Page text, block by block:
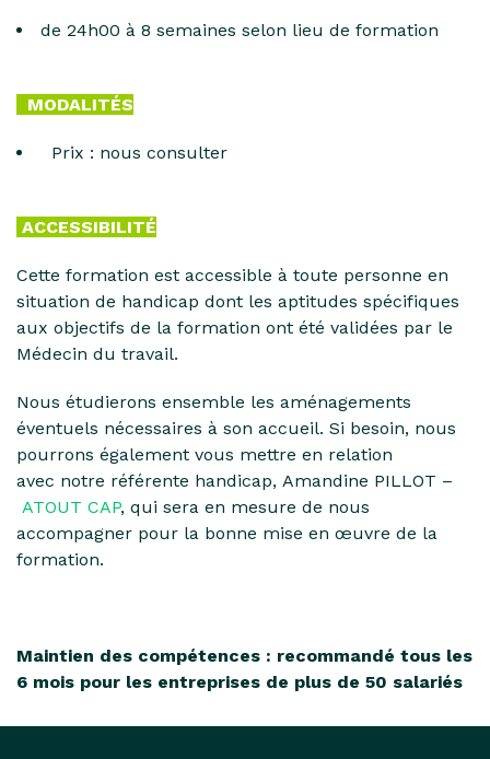
de 24h00 à 8 semaines selon lieu de formation
MODALITÉS
Prix : nous consulter
ACCESSIBILITÉ
Cette formation est accessible à toute personne en
situation de handicap dont les aptitudes spécifiques
aux objectifs de la formation ont été validées par le
Médecin du travail.
Nous étudierons ensemble les aménagements
éventuels nécessaires à son accueil. Si besoin, nous
pourrons également vous mettre en relation
avec notre référente handicap, Amandine PILLOT –
ATOUT CAP, qui sera en mesure de nous
accompagner pour la bonne mise en œuvre de la
formation.
Maintien des compétences : recommandé tous les
6 mois pour les entreprises de plus de 50 salariés